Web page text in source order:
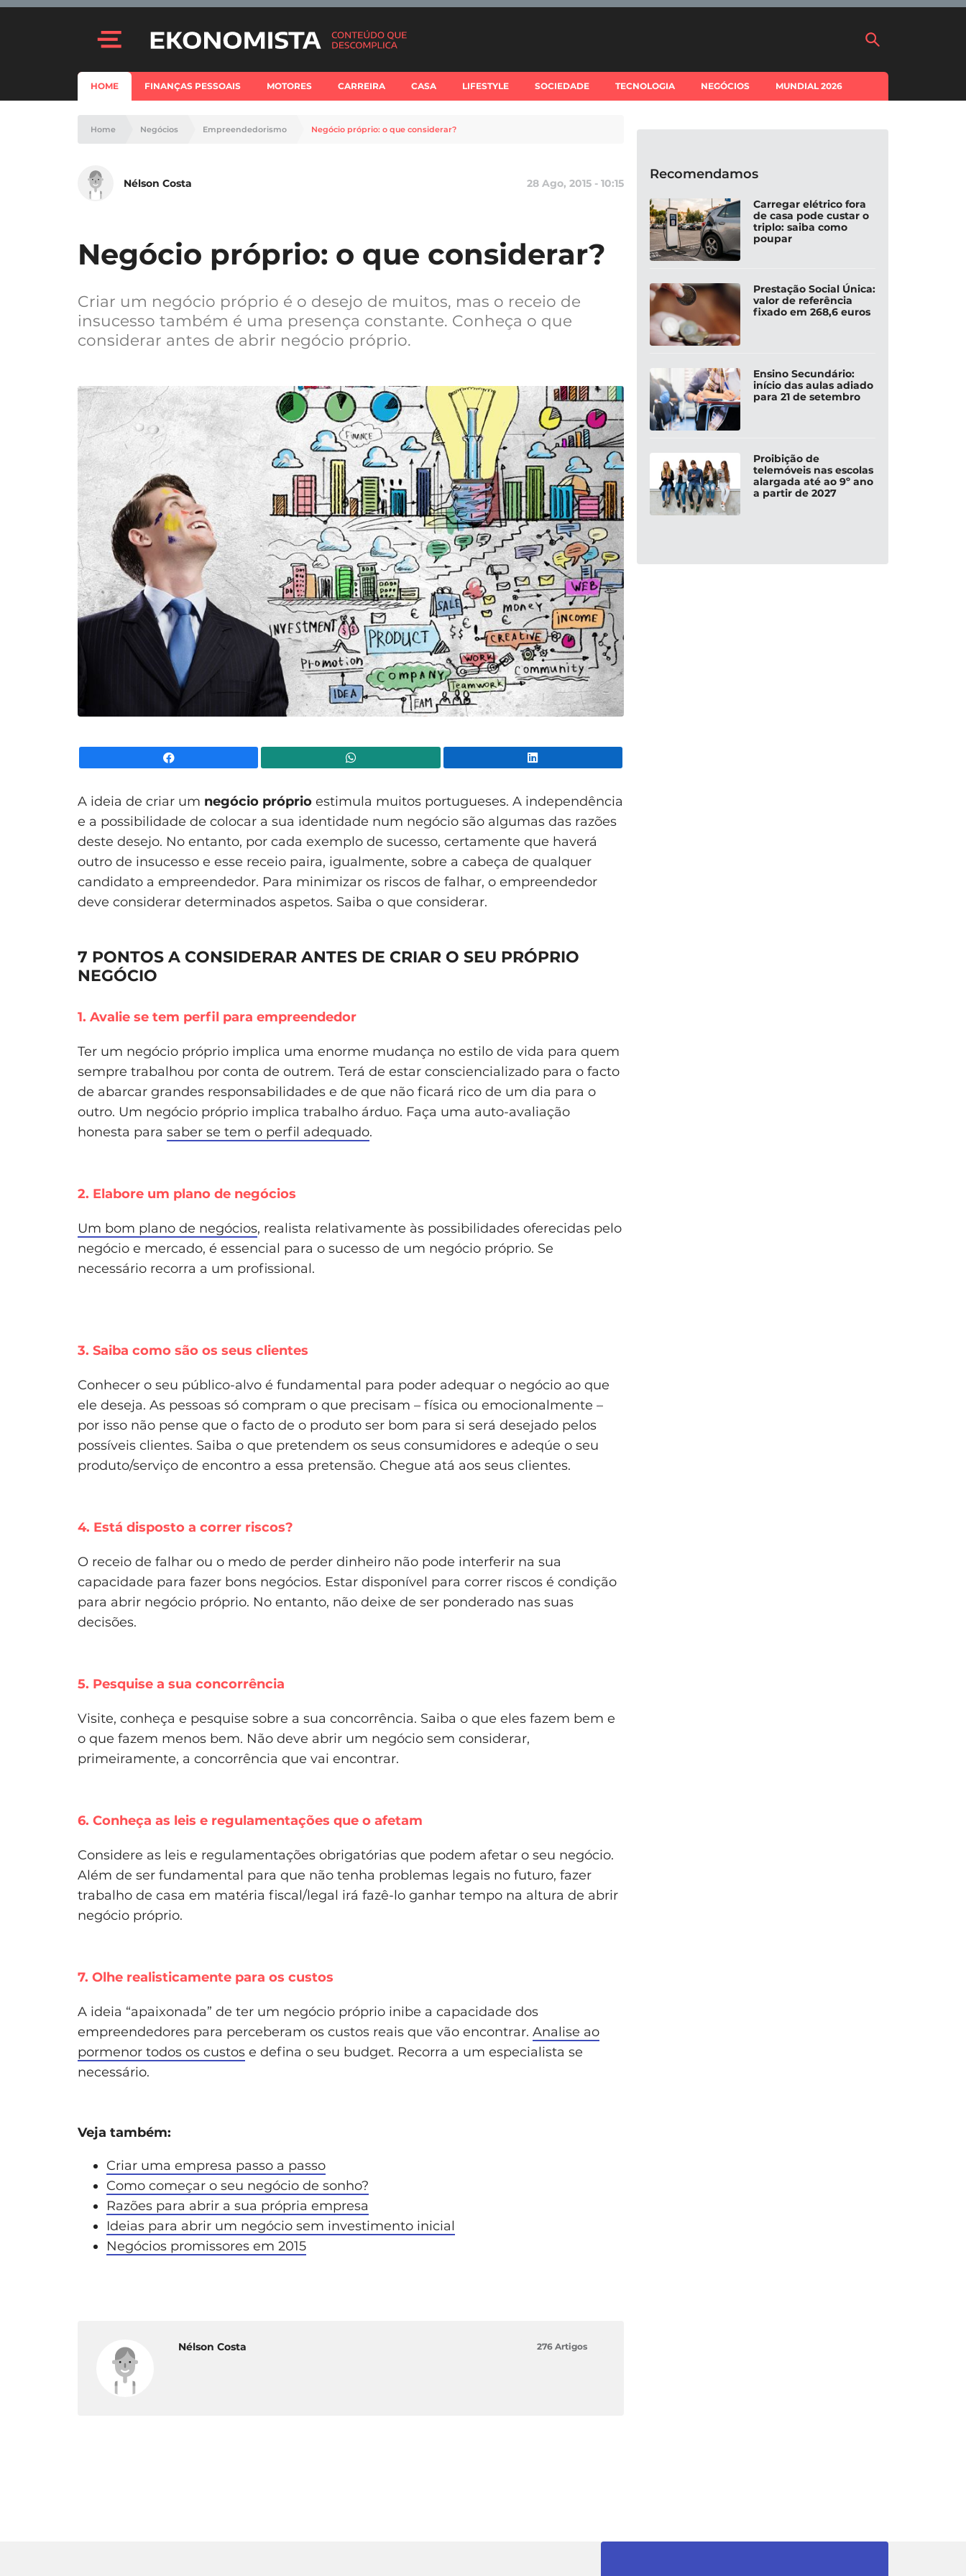
HOME FINANÇAS PESSOAIS MOTORES CARREIRA CASA LIFESTYLE SOCIEDADE TECNOLOGIA NEGÓCIOS MUNDIAL 2026
Home Negócios Empreendedorismo Negócio próprio: o que considerar?
Nélson Costa 28 Ago, 2015 - 10:15
Negócio próprio: o que considerar?
Criar um negócio próprio é o desejo de muitos, mas o receio de
insucesso também é uma presença constante. Conheça o que
considerar antes de abrir negócio próprio.
A ideia de criar um negócio próprio estimula muitos portugueses. A independência
e a possibilidade de colocar a sua identidade num negócio são algumas das razões
deste desejo. No entanto, por cada exemplo de sucesso, certamente que haverá
outro de insucesso e esse receio paira, igualmente, sobre a cabeça de qualquer
candidato a empreendedor. Para minimizar os riscos de falhar, o empreendedor
deve considerar determinados aspetos. Saiba o que considerar.
7 PONTOS A CONSIDERAR ANTES DE CRIAR O SEU PRÓPRIO
NEGÓCIO
1. Avalie se tem perfil para empreendedor
Ter um negócio próprio implica uma enorme mudança no estilo de vida para quem
sempre trabalhou por conta de outrem. Terá de estar consciencializado para o facto
de abarcar grandes responsabilidades e de que não ficará rico de um dia para o
outro. Um negócio próprio implica trabalho árduo. Faça uma auto-avaliação
honesta para saber se tem o perfil adequado.
2. Elabore um plano de negócios
Um bom plano de negócios, realista relativamente às possibilidades oferecidas pelo
negócio e mercado, é essencial para o sucesso de um negócio próprio. Se
necessário recorra a um profissional.
3. Saiba como são os seus clientes
Conhecer o seu público-alvo é fundamental para poder adequar o negócio ao que
ele deseja. As pessoas só compram o que precisam – física ou emocionalmente –
por isso não pense que o facto de o produto ser bom para si será desejado pelos
possíveis clientes. Saiba o que pretendem os seus consumidores e adeqúe o seu
produto/serviço de encontro a essa pretensão. Chegue atá aos seus clientes.
4. Está disposto a correr riscos?
O receio de falhar ou o medo de perder dinheiro não pode interferir na sua
capacidade para fazer bons negócios. Estar disponível para correr riscos é condição
para abrir negócio próprio. No entanto, não deixe de ser ponderado nas suas
decisões.
5. Pesquise a sua concorrência
Visite, conheça e pesquise sobre a sua concorrência. Saiba o que eles fazem bem e
o que fazem menos bem. Não deve abrir um negócio sem considerar,
primeiramente, a concorrência que vai encontrar.
6. Conheça as leis e regulamentações que o afetam
Considere as leis e regulamentações obrigatórias que podem afetar o seu negócio.
Além de ser fundamental para que não tenha problemas legais no futuro, fazer
trabalho de casa em matéria fiscal/legal irá fazê-lo ganhar tempo na altura de abrir
negócio próprio.
7. Olhe realisticamente para os custos
A ideia “apaixonada” de ter um negócio próprio inibe a capacidade dos
empreendedores para perceberam os custos reais que vão encontrar. Analise ao
pormenor todos os custos e defina o seu budget. Recorra a um especialista se
necessário.
Veja também:
Criar uma empresa passo a passo
Como começar o seu negócio de sonho?
Razões para abrir a sua própria empresa
Ideias para abrir um negócio sem investimento inicial
Negócios promissores em 2015
Nélson Costa 276 Artigos
Recomendamos
Carregar elétrico fora
de casa pode custar o
triplo: saiba como
poupar
Prestação Social Única:
valor de referência
fixado em 268,6 euros
Ensino Secundário:
início das aulas adiado
para 21 de setembro
Proibição de
telemóveis nas escolas
alargada até ao 9º ano
a partir de 2027